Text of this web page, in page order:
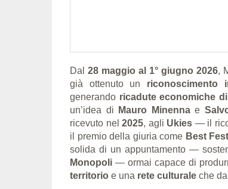
Dal 28 maggio al 1° giugno 2026,
già ottenuto un riconoscimento
generando ricadute economiche
un’idea di
Mauro Minennae
ricevuto nel 2025, agli Ukies — il
il premio della giuria come Best
solida di un appuntamento —
Monopoli — ormai capace di
territorio e una rete culturale che